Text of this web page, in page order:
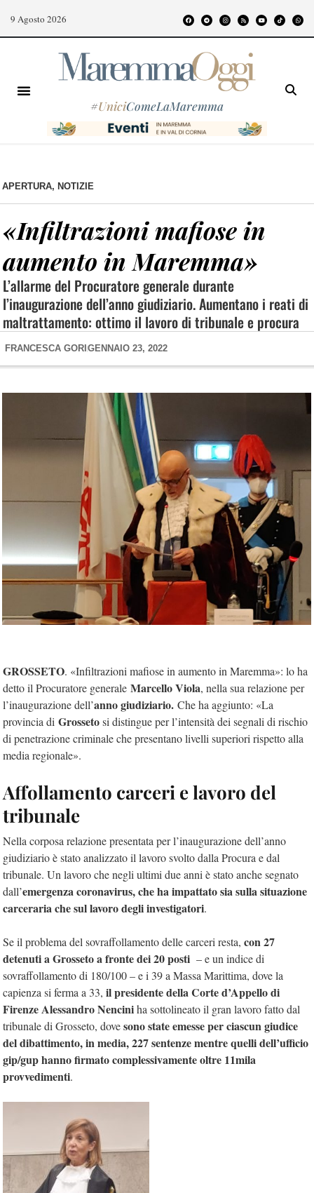
9 Agosto 2026
#UniciComeLaMaremma
APERTURA, NOTIZIE
«Infiltrazioni mafiose in
aumento in Maremma»
L’allarme del Procuratore generale durante
l’inaugurazione dell’anno giudiziario. Aumentano i reati di
maltrattamento: ottimo il lavoro di tribunale e procura
FRANCESCA GORI GENNAIO 23, 2022
GROSSETO. «Infiltrazioni mafiose in aumento in Maremma»: lo ha
detto il Procuratore generale Marcello Viola, nella sua relazione per
l’inaugurazione dell’anno giudiziario. Che ha aggiunto: «La
provincia di Grossetosi distingue per l’intensità dei segnali di rischio
di penetrazione criminale che presentano livelli superiori rispetto alla
media regionale».
Affollamento carceri e lavoro del
tribunale
Nella corposa relazione presentata per l’inaugurazione dell’anno
giudiziario è stato analizzato il lavoro svolto dalla Procura e dal
tribunale. Un lavoro che negli ultimi due anni è stato anche segnato
dall’emergenza coronavirus, che ha impattato sia sulla situazione
carceraria che sul lavoro degli investigatori.
Se il problema del sovraffollamento delle carceri resta, con 27
detenuti a Grosseto a fronte dei 20 posti – e un indice di
sovraffollamento di 180/100 – e i 39 a Massa Marittima, dove la
capienza si ferma a 33, il presidente della Corte d’Appello di
Firenze Alessandro Nenciniha sottolineato il gran lavoro fatto dal
tribunale di Grosseto, dovesono state emesse per ciascun giudice
del dibattimento, in media, 227 sentenze mentre quelli dell’ufficio
gip/gup hanno firmato complessivamente oltre 11mila
provvedimenti.